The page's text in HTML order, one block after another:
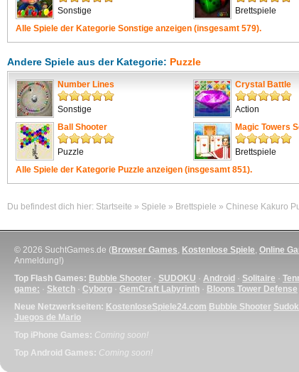
Sonstige
Brettspiele
Alle Spiele der Kategorie Sonstige anzeigen (insgesamt 579).
Andere Spiele aus der Kategorie: Puzzle
Number Lines
Sonstige
Crystal Battle
Action
Ball Shooter
Puzzle
Magic Towers
Brettspiele
Alle Spiele der Kategorie Puzzle anzeigen (insgesamt 851).
Du befindest dich hier: Startseite » Spiele » Brettspiele » Chinese Kakuro
© 2026 SuchtGames.de (Browser Games, Kostenlose Spiele, Online
Anmeldung!)
Top Flash Games: Bubble Shooter · SUDOKU · Android · Solitaire ·
game: · Sketch · Cyborg · GemCraft Labyrinth · Bloons Tower Defense
Neue Netzwerkseiten: KostenloseSpiele24.com Bubble Shooter
Juegos de Mario
Top iPhone Games: Coming soon!
Top Android Games: Coming soon!